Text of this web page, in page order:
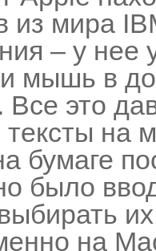
из мира
– у
мышь в
Все это
на
бумаге
было
на